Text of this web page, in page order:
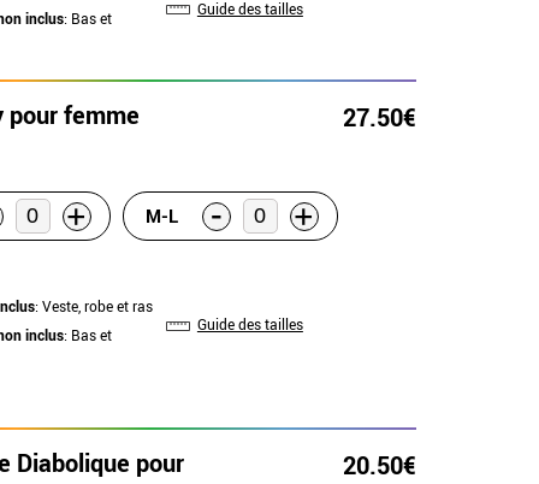
inclus: Bas et
Guide des tailles
pour femme 27.50€
+ M-L - +
: Veste, robe et ras
inclus: Bas et
Guide des tailles
Diabolique pour 20.50€